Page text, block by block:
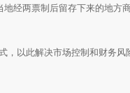
经两票制后留存下来的地方
以此解决市场控制和财务